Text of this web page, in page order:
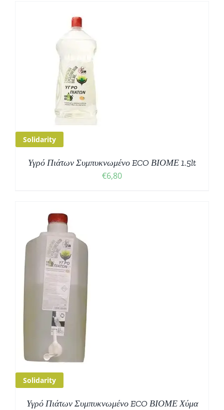
Solidarity
Υγρό Πιάτων Συμπυκνωμένο ECO ΒΙΟΜΕ 1.5lt
€6,80
Solidarity
Υγρό Πιάτων Συμπυκνωμένο ECO ΒΙΟΜΕ Χύμα